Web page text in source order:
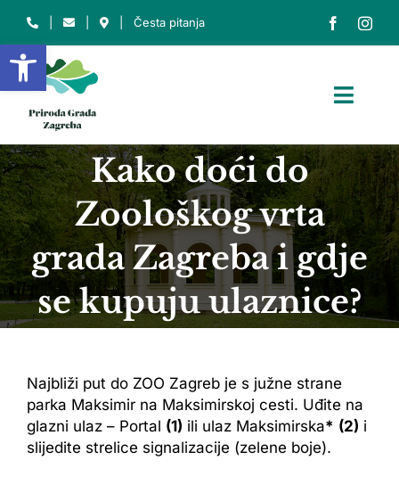
Open toolbar
content
Česta pitanja
NASLOVNICA
O NAMA
O PARKU
ZAŠTIĆENA PODRUČJA
EDU. CENTAR
Traži...
Kako doći do
Zoološkog vrta
grada Zagreba i gdje
se kupuju ulaznice?
Najbliži put do ZOO Zagreb je s južne strane
parka Maksimir na Maksimirskoj cesti. Uđite na
glazni ulaz – Portal (1) ili ulaz Maksimirska* (2) i
slijedite strelice signalizacije (zelene boje).